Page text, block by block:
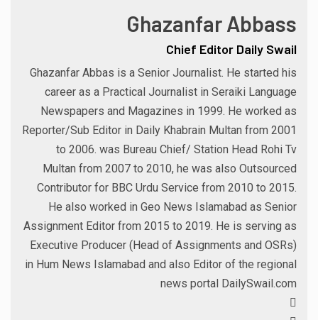
Ghazanfar Abbass
Chief Editor Daily Swail
Ghazanfar Abbas is a Senior Journalist. He started his
career as a Practical Journalist in Seraiki Language
Newspapers and Magazines in 1999. He worked as
Reporter/Sub Editor in Daily Khabrain Multan from 2001
to 2006. was Bureau Chief/ Station Head Rohi Tv
Multan from 2007 to 2010, he was also Outsourced
Contributor for BBC Urdu Service from 2010 to 2015.
He also worked in Geo News Islamabad as Senior
Assignment Editor from 2015 to 2019. He is serving as
Executive Producer (Head of Assignments and OSRs)
in Hum News Islamabad and also Editor of the regional
news portal DailySwail.com